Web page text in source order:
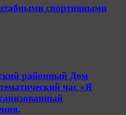
спортивными
районный Дом
час «Я